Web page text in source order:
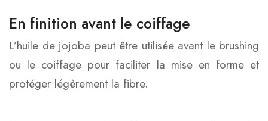
En finition avant le coiffage
L’huile de jojoba peut être utilisée avant le brushing
ou le coiffage pour faciliter la mise en forme et
protéger légèrement la fibre.